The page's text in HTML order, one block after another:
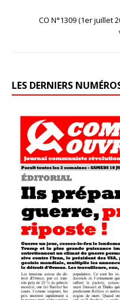
CO N°1309 (1er juillet
LES DERNIERS